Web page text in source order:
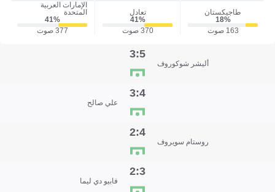
طاجيكستان
18‎%‎
163 صوت
تعادل
41‎%‎
370 صوت
الإمارات العربية
المتحدة
41‎%‎
377 صوت
أليشر شوكوروف
5:3
علي صالح
4:3
روستام سويروف
4:2
فابيو دي ليما
3:2